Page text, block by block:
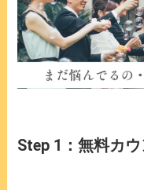
Step 1：無料カ